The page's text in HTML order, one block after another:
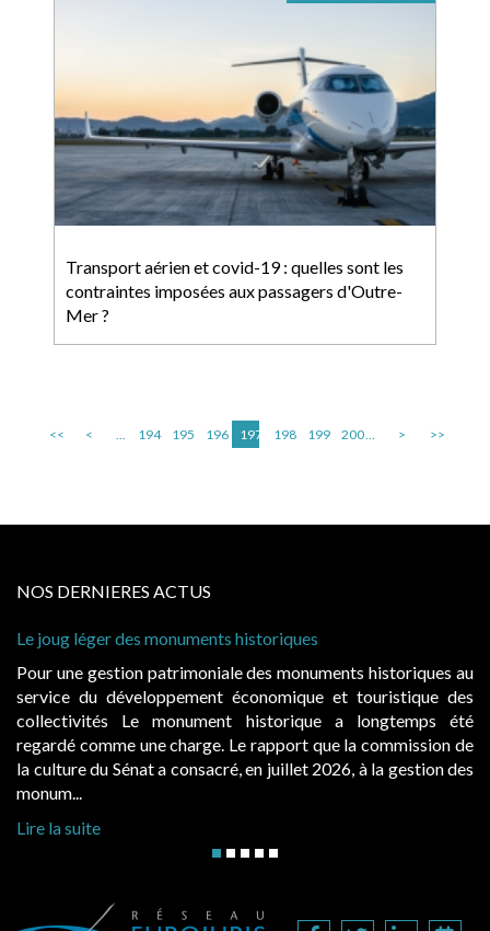
Transport aérien et covid-19 : quelles sont les
contraintes imposées aux passagers d'Outre-
Mer ?
<< < ... 194 195 196 197 198 199 200... > >>
NOS DERNIERES ACTUS
historiques
des monuments historiques au
économique et touristique des
historique a longtemps été
Le rapport que la commission de
en juillet 2026, à la gestion des
Cabines de plage : le juge
Evocatrices des bains de
également un beau sujet
public, elles donnent lieu
d’occupation. Saisies par